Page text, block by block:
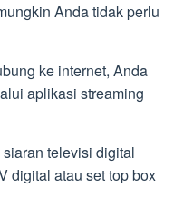
Anda tidak perlu
ke internet, Anda
aplikasi streaming
televisi digital
digital atau set top box